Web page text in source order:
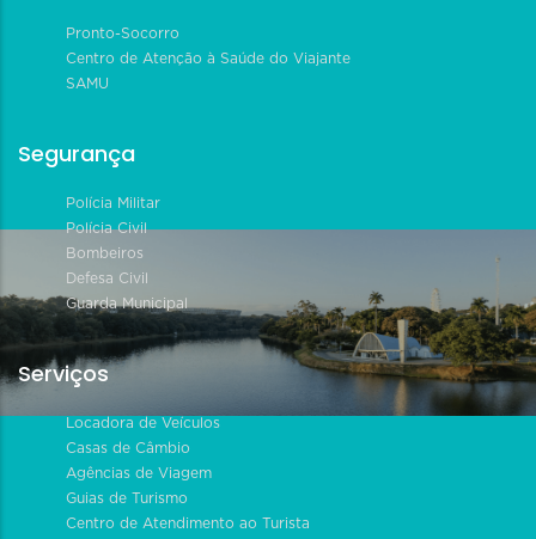
Pronto-Socorro
Centro de Atenção à Saúde do Viajante
SAMU
Segurança
Polícia Militar
Polícia Civil
Bombeiros
Defesa Civil
Guarda Municipal
Serviços
Locadora de Veículos
Casas de Câmbio
Agências de Viagem
Guias de Turismo
Centro de Atendimento ao Turista